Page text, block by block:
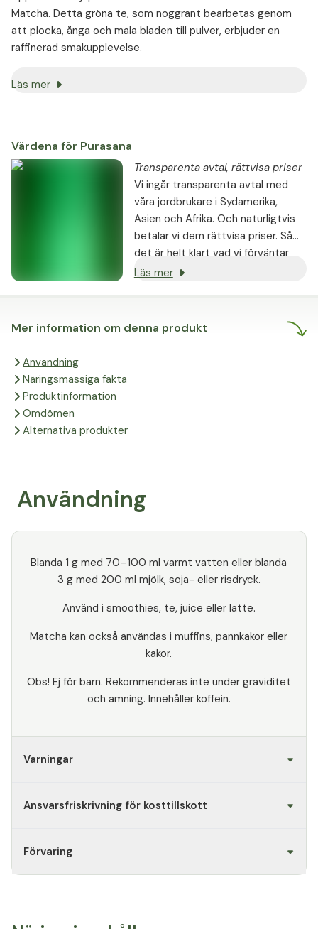
Matcha. Detta gröna te, som noggrant bearbetas genom
att plocka, ånga och mala bladen till pulver, erbjuder en
raffinerad smakupplevelse.
Läs mer
Mer information om denna produkt
Användning
Näringsmässiga fakta
Produktinformation
Omdömen
Alternativa produkter
Användning
Blanda 1 g med 70–100 ml varmt vatten eller blanda
3 g med 200 ml mjölk, soja- eller risdryck.
Använd i smoothies, te, juice eller latte.
Matcha kan också användas i muffins, pannkakor eller
kakor.
Obs! Ej för barn. Rekommenderas inte under graviditet
och amning. Innehåller koffein.
Varningar
Ansvarsfriskrivning för kosttillskott
Förvaring
Värdena för Purasana
Transparenta avtal, rättvisa priser
⁠Vi ingår transparenta avtal med
våra jordbrukare i Sydamerika,
Asien och Afrika. Och naturligtvis
betalar vi dem rättvisa priser. Så
det är helt klart vad vi förväntar
oss av dem och vad de betalar för
deras produkter. På så sätt går
kvalitet, hållbarhet och rättvis
Läs mer